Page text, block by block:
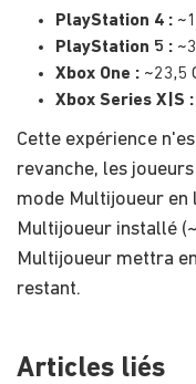
PlayStation 4 :
PlayStation 5 :
Xbox One : ~23,5
Xbox Series X|S :
Cette expérience
revanche, les
mode Multijoueur en
Multijoueur installé
Multijoueur mettra
restant.
Articles liés